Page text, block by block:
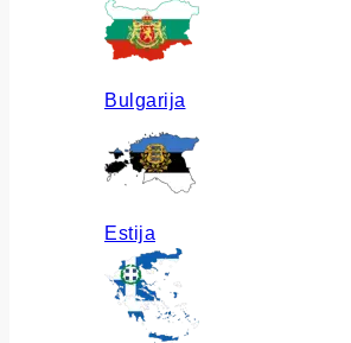
Bulgarija
Estija